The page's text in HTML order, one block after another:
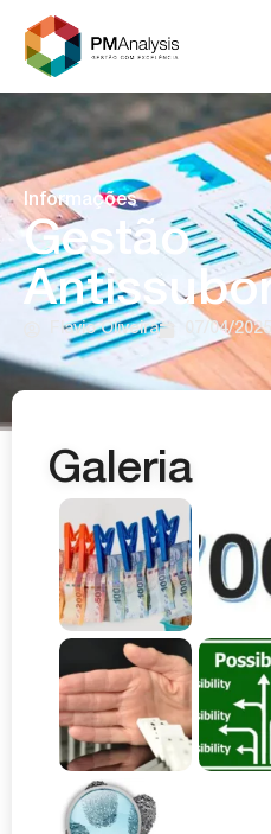
Informações
Gestão
Flavio Oliveira 07/04/2025
Galeria